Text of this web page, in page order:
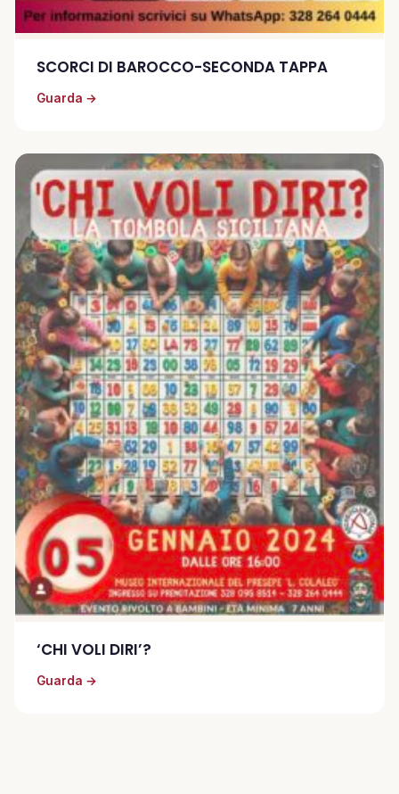
SCORCI DI BAROCCO-SECONDA TAPPA
Guarda →
‘CHI VOLI DIRI’?
Guarda →